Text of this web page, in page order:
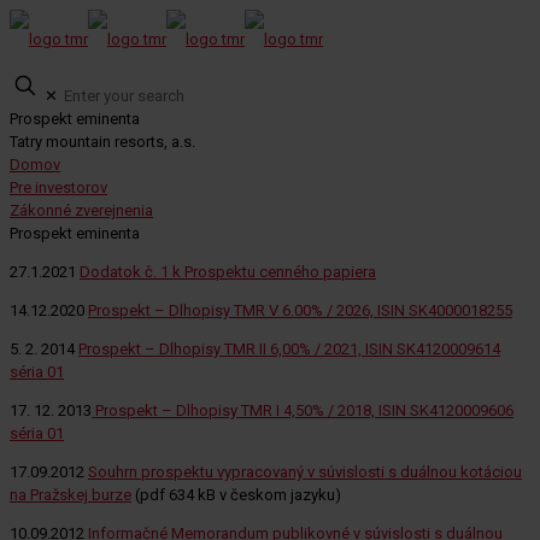
✕
Prospekt eminenta
Tatry mountain resorts, a.s.
Domov
Pre investorov
Zákonné zverejnenia
Prospekt eminenta
27.1.2021 Dodatok č. 1 k Prospektu cenného papiera
14.12.2020 Prospekt – Dlhopisy TMR V 6.00% / 2026, ISIN SK4000018255
5. 2. 2014 Prospekt – Dlhopisy TMR II 6,00% / 2021, ISIN SK4120009614
séria 01
17. 12. 2013 Prospekt – Dlhopisy TMR I 4,50% / 2018, ISIN SK4120009606
séria 01
17.09.2012 Souhrn prospektu vypracovaný v súvislosti s duálnou kotáciou
na Pražskej burze (pdf 634 kB v českom jazyku)
10.09.2012 Informačné Memorandum publikovné v súvislosti s duálnou